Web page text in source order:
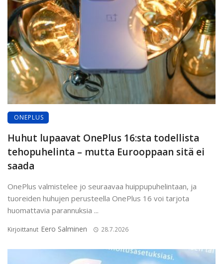
ONEPLUS
Huhut lupaavat OnePlus 16:sta todellista
tehopuhelinta – mutta Eurooppaan sitä ei
saada
OnePlus valmistelee jo seuraavaa huippupuhelintaan, ja
tuoreiden huhujen perusteella OnePlus 16 voi tarjota
huomattavia parannuksia ...
Kirjoittanut Eero Salminen 28.7.2026